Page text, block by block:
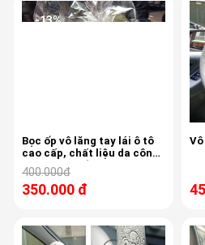
-13%
Bọc ốp vô lăng tay lái ô tô
cao cấp, chất liệu da công
nghiệp xịn, bền đẹp, màu
đen, kem , ghi
400.000đ
350.000 đ